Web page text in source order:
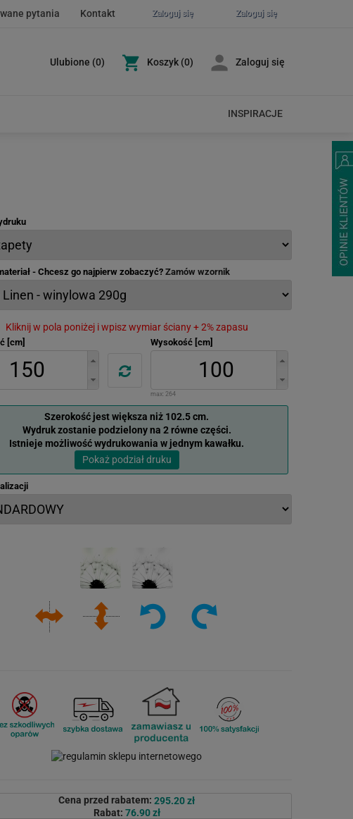
Zaloguj się
Zaloguj się
pytania Kontakt
Ulubione (0) Koszyk (0) Zaloguj się
INSPIRACJE
- Chcesz go najpierw zobaczyć?Zamów wzornik
Kliknij w pola poniżej i wpisz wymiar ściany + 2% zapasu
[cm] Wysokość [cm]
max: 264
Szerokość jest większa niż 102.5 cm.
Wydruk zostanie podzielony na 2 równe części.
Istnieje możliwość wydrukowania w jednym kawałku.
Pokaż podział druku
Cena przed rabatem: 295.20 zł
Rabat: 76.90 zł